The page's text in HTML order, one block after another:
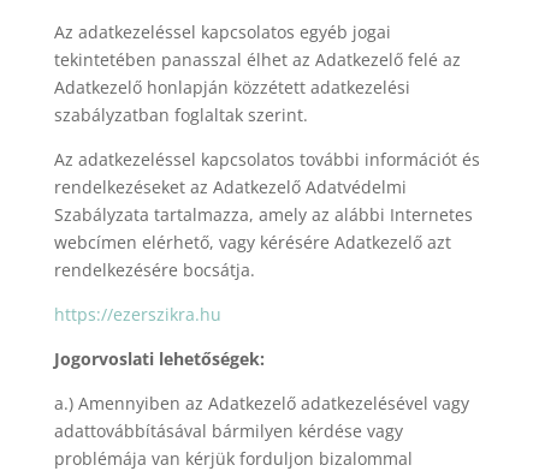
Az adatkezeléssel kapcsolatos egyéb jogai
tekintetében panasszal élhet az Adatkezelő felé az
Adatkezelő honlapján közzétett adatkezelési
szabályzatban foglaltak szerint.
Az adatkezeléssel kapcsolatos további információt és
rendelkezéseket az Adatkezelő Adatvédelmi
Szabályzata tartalmazza, amely az alábbi Internetes
webcímen elérhető, vagy kérésére Adatkezelő azt
rendelkezésére bocsátja.
https://ezerszikra.hu
Jogorvoslati lehetőségek:
a.) Amennyiben az Adatkezelő adatkezelésével vagy
adattovábbításával bármilyen kérdése vagy
problémája van kérjük forduljon bizalommal